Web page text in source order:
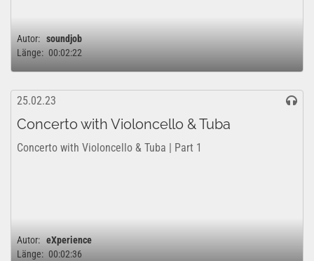
Autor: soundjob
Länge: 00:02:22
25.02.23
Concerto with Violoncello & Tuba
Concerto with Violoncello & Tuba | Part 1
Autor: eXperience
Länge: 00:02:36